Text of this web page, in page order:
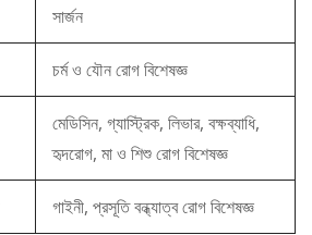
সার্জন
চর্ম ও যৌন রোগ বিশেষজ্ঞ
মেডিসিন, গ্যাস্ট্রিক, লিভার, বক্ষব্যাধি,
হৃদরোগ, মা ও শিশু রোগ বিশেষজ্ঞ
গাইনী, প্রসূতি বন্ধ্যাত্ব রোগ বিশেষজ্ঞ